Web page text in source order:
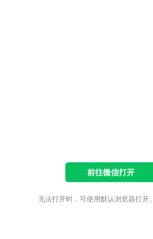
前往微信打开
无法打开时，可使用默认浏览器打开。